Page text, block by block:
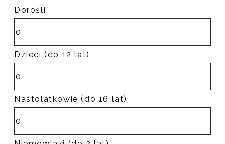
Dorośli
Dzieci (do 12 lat)
Nastolatkowie (do 16 lat)